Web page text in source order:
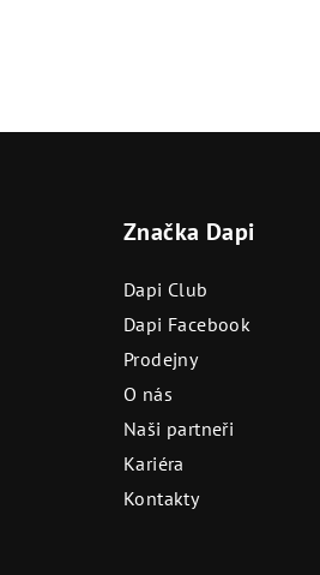
Značka Dapi
Dapi Club
Dapi Facebook
Prodejny
O nás
Naši partneři
Kariéra
Kontakty